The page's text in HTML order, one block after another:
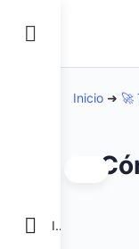
INICIO
Inicio ➜ 🚀